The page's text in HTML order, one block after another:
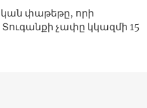
փաթեթը, որի
չափը կկազմի 15